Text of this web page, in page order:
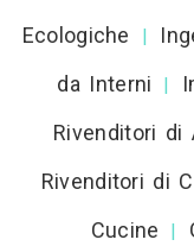
Ecologiche
|
da Interni
|
Rivenditori di
Rivenditori di
Cucine
|